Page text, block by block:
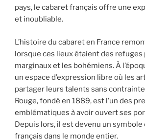
pays, le cabaret français offre une
et inoubliable.
L’histoire du cabaret en France
lorsque ces lieux étaient des
marginaux et les bohémiens. À
un espace d’expression libre où les
partager leurs talents sans
Rouge, fondé en 1889, est l’un des
emblématiques à avoir ouvert ses
Depuis lors, il est devenu un symbole
français dans le monde entier.